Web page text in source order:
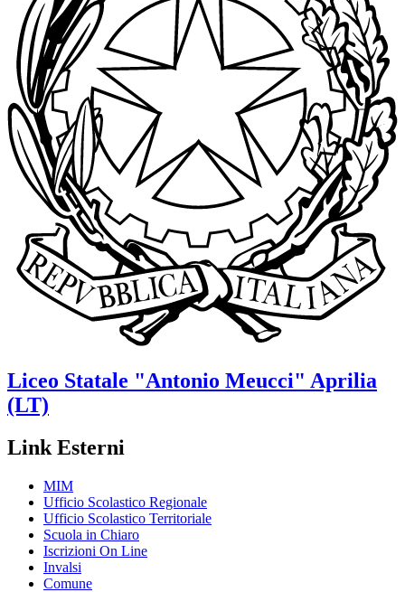
Liceo Statale "Antonio Meucci" Aprilia
(LT)
Link Esterni
MIM
Ufficio Scolastico Regionale
Ufficio Scolastico Territoriale
Scuola in Chiaro
Iscrizioni On Line
Invalsi
Comune